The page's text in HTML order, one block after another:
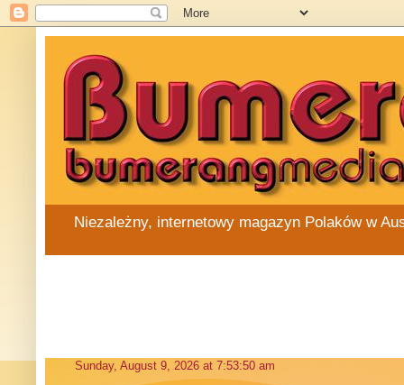
Niezależny, internetowy magazyn Polaków w